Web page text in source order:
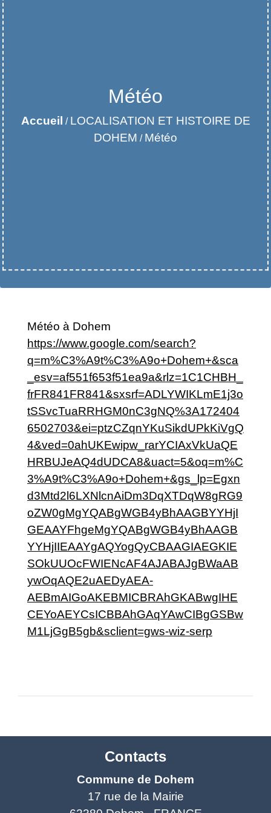
Météo
Accueil / LOCALISATION ET HISTOIRE DE
DOHEM / Météo
Météo à Dohem
https://www.google.com/search?
q=m%C3%A9t%C3%A9o+Dohem+&sca
_esv=af551f653f51ea9a&rlz=1C1CHBH_
frFR841FR841&sxsrf=ADLYWIKLmE1j3o
tSSvcTuaRRHGM0nC3gNQ%3A172404
6502703&ei=ptzCZqnYKuSikdUPkKiVgQ
4&ved=0ahUKEwipw_rarYCIAxVkUaQE
HRBUJeAQ4dUDCA8&uact=5&oq=m%C
3%A9t%C3%A9o+Dohem+&gs_lp=Egxn
d3Mtd2l6LXNlcnAiDm3DqXTDqW8gRG9
oZW0gMgYQABgWGB4yBhAAGBYYHjI
GEAAYFhgeMgYQABgWGB4yBhAAGB
YYHjIIEAAYgAQYogQyCBAAGIAEGKIE
SOkUUOcFWIENcAF4AJABAJgBWaAB
ywOqAQE2uAEDyAEA-
AEBmAIGoAKEBMICBRAhGKABwgIHE
CEYoAEYCsICBBAhGAqYAwCIBgGSBw
M1LjGgB5gb&sclient=gws-wiz-serp
Contacts
Commune de Dohem
17 rue de la Mairie